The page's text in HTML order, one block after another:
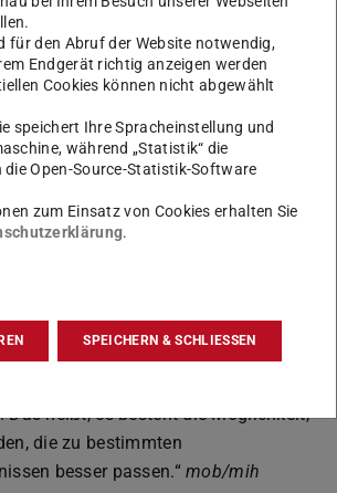
Ende Juni waren in Deutschland
ÖPNV-Strecken gesperrt worden, weil
aufgequollen war und sich Gleise
waren laut Liu nicht
Temperaturen an sich, sondern
in der Nacht sind die Fahrbahnen
nicht wirklich abgekühlt“, sagte die
habe also keine Phase gehabt, „in
festen Ursprung zurückkommen
an, dass in europäischen Ländern wie
und Norwegen Straßenbahnen
ganz unterschiedliche
Das heißt, es besteht die Möglichkeit,
die zu bestimmten
besser passen.“mob/mih
für den Abruf der Website notwendig,
Endgerät richtig anzeigen werden
Cookies können nicht abgewählt
speichert Ihre Spracheinstellung und
während „Statistik“ die
Open-Source-Statistik-Software
zum Einsatz von Cookies erhalten Sie
.
SPEICHERN & SCHLIESSEN